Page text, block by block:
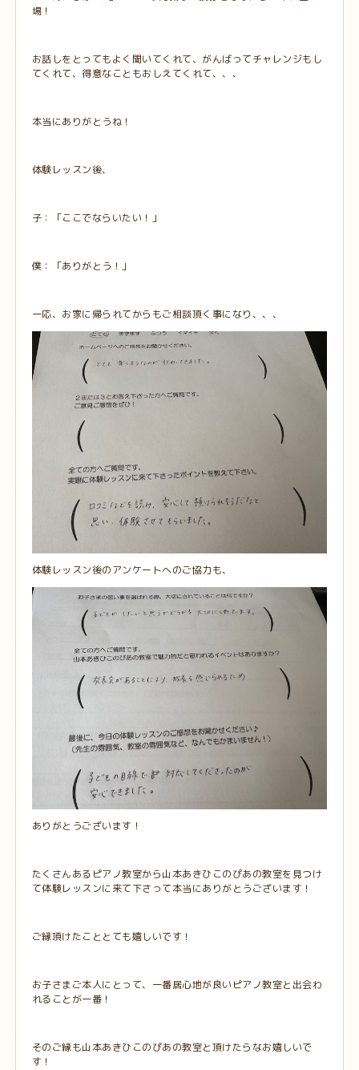
場！
お話しをとってもよく聞いてくれて、がんばってチャレンジもし
てくれて、得意なこともおしえてくれて、、、
本当にありがとうね！
体験レッスン後、
子：「ここでならいたい！」
僕：「ありがとう！」
一応、お家に帰られてからもご相談頂く事になり、、、
体験レッスン後のアンケートへのご協力も、
ありがとうございます！
たくさんあるピアノ教室から山本あきひこのぴあの教室を見つけ
て体験レッスンに来て下さって本当にありがとうございます！
ご縁頂けたこととても嬉しいです！
お子さまご本人にとって、一番居心地が良いピアノ教室と出会わ
れることが一番！
そのご縁も山本あきひこのぴあの教室と頂けたらなお嬉しいで
す！